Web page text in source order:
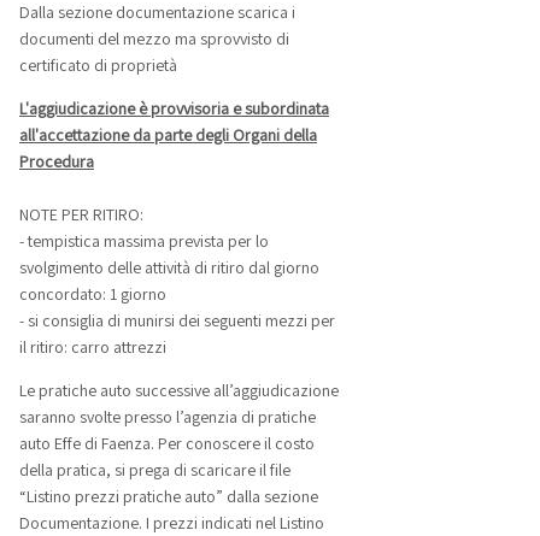
Dalla sezione documentazione scarica i
documenti del mezzo ma sprovvisto di
certificato di proprietà
L'aggiudicazione è provvisoria e subordinata
all'accettazione da parte degli Organi della
Procedura
NOTE PER RITIRO:
- tempistica massima prevista per lo
svolgimento delle attività di ritiro dal giorno
concordato: 1 giorno
- si consiglia di munirsi dei seguenti mezzi per
il ritiro: carro attrezzi
Le pratiche auto successive all’aggiudicazione
saranno svolte presso l’agenzia di pratiche
auto Effe di Faenza. Per conoscere il costo
della pratica, si prega di scaricare il file
“Listino prezzi pratiche auto” dalla sezione
Documentazione. I prezzi indicati nel Listino